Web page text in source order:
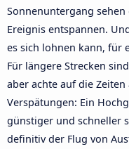
Sonnenuntergang
Ereignis entspannen.
es sich lohnen kann, für
Für längere Strecken
aber achte auf die
Verspätungen: Ein
günstiger und schneller
definitiv der Flug von